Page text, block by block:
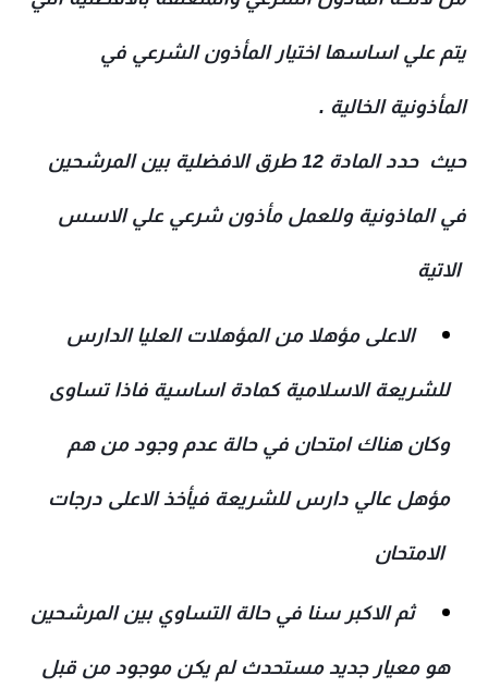
يتم علي اساسها اختيار المأذون الشرعي في
المأذونية الخالية .
حيث حدد المادة 12 طرق الافضلية بين المرشحين
في الماذونية وللعمل مأذون شرعي علي الاسس
الاتية
الاعلى مؤهلا من المؤهلات العليا الدارس
للشريعة الاسلامية كمادة اساسية فاذا تساوى
وكان هناك امتحان في حالة عدم وجود من هم
مؤهل عالي دارس للشريعة فيأخذ الاعلى درجات
الامتحان
ثم الاكبر سنا في حالة التساوي بين المرشحين
هو معيار جديد مستحدث لم يكن موجود من قبل